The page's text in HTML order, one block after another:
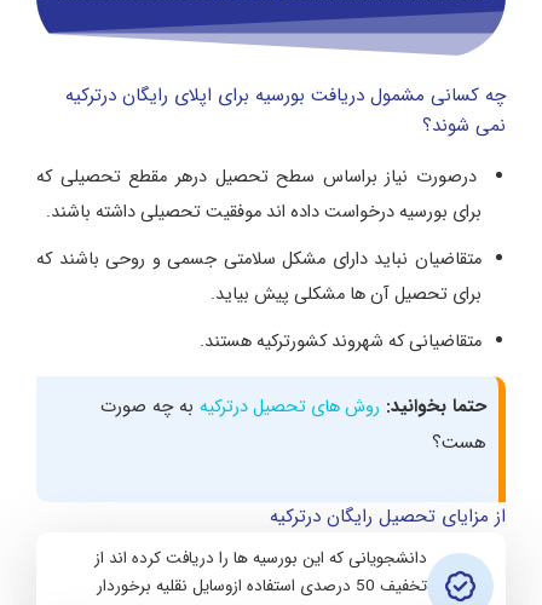
چه کسانی مشمول دریافت بورسیه برای اپلای رایگان درترکیه
نمی شوند؟
درصورت نیاز براساس سطح تحصیل درهر مقطع تحصیلی که
برای بورسیه درخواست داده اند موفقیت تحصیلی داشته باشند.
متقاضیان نباید دارای مشکل سلامتی جسمی و روحی باشند که
برای تحصیل آن ها مشکلی پیش بیاید.
متقاضیانی که شهروند کشورترکیه هستند.
حتما بخوانید: روش های تحصیل درترکیه به چه صورت
هست؟
از مزایای تحصیل رایگان درترکیه
دانشجویانی که این بورسیه ها را دریافت کرده اند از
تخفیف 50 درصدی استفاده ازوسایل نقلیه برخوردار